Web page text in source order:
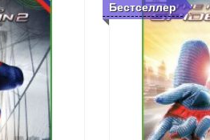
Бестселлер